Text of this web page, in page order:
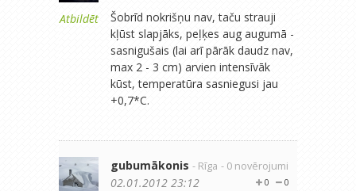
Atbildēt
Šobrīd nokrišņu nav, taču strauji
kļūst slapjāks, peļķes aug augumā -
sasnigušais (lai arī pārāk daudz nav,
max 2 - 3 cm) arvien intensīvāk
kūst, temperatūra sasniegusi jau
+0,7*C.
gubumākonis - Rīga - 0 novērojumi
0
0
02.01.2012 23:12